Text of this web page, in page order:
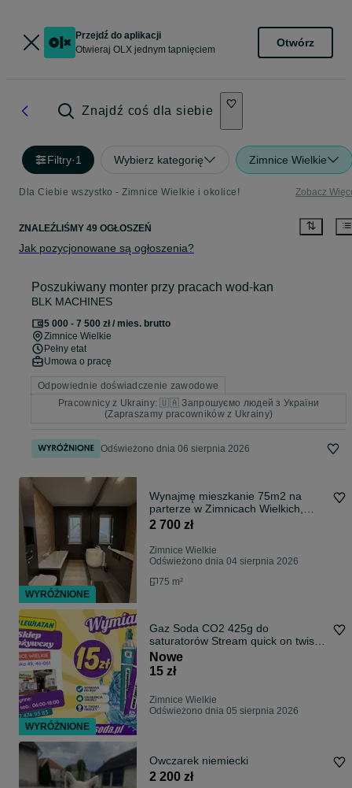
Przejdź do aplikacji
Otwieraj OLX jednym tapnięciem
Otwórz
Znajdź coś dla siebie
Filtry·1 Wybierz kategorię Zimnice Wielkie
Dla Ciebie wszystko - Zimnice Wielkie i okolice! Zobacz
ZNALEŹLIŚMY 49 OGŁOSZEŃ
Jak pozycjonowane są ogłoszenia?
Poszukiwany monter przy pracach wod-kan
BLK MACHINES
5 000 - 7 500 zł / mies. brutto
Zimnice Wielkie
Pełny etat
Umowa o pracę
Odpowiednie doświadczenie zawodowe
Pracownicy z Ukrainy: 🇺🇦 Запрошуємо людей з України
(Zapraszamy pracowników z Ukrainy)
Odświeżono dnia 06 sierpnia 2026
Wynajmę mieszkanie 75m2 na
parterze w Zimnicach Wielkich,
Prószków
2 700 zł
Zimnice Wielkie
Odświeżono dnia 04 sierpnia 2026
75 m²
Gaz Soda CO2 425g do
saturatorów Stream quick on twist
on connect
Nowe
15 zł
Zimnice Wielkie
Odświeżono dnia 05 sierpnia 2026
Owczarek niemiecki
2 200 zł
WYRÓŻNIONE
WYRÓŻNIONE